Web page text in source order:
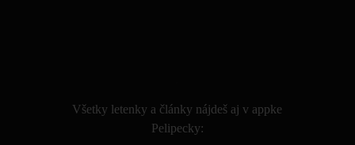
Všetky letenky a články nájdeš aj v appke
Pelipecky: